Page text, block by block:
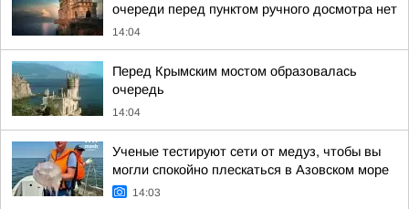
очереди перед пунктом ручного досмотра нет
14:04
Перед Крымским мостом образовалась
очередь
14:04
Ученые тестируют сети от медуз, чтобы вы
могли спокойно плескаться в Азовском море
14:03